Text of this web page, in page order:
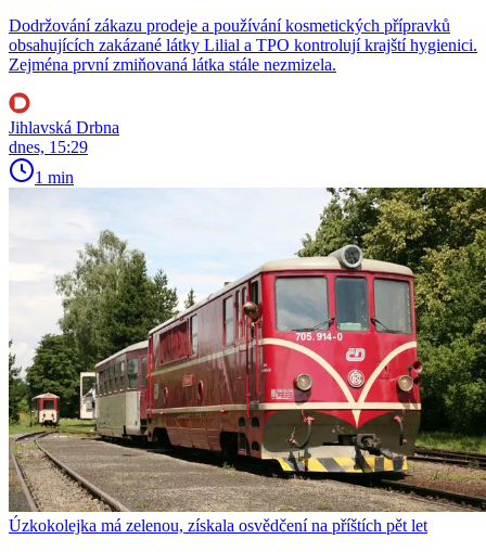
Dodržování zákazu prodeje a používání kosmetických přípravků
obsahujících zakázané látky Lilial a TPO kontrolují krajští hygienici.
Zejména první zmiňovaná látka stále nezmizela.
Jihlavská Drbna
dnes, 15:29
1 min
Úzkokolejka má zelenou, získala osvědčení na příštích pět let